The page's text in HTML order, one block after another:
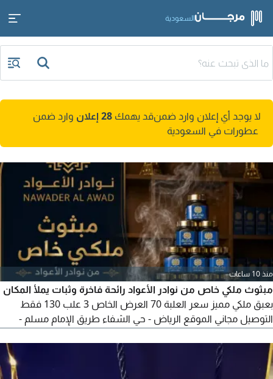
السعودية
لا يوجد أي إعلان وارد ضمنقد يهمك 28 إعلان
وارد ضمن
عطورات في السعودية
منذ 10 ساعات
مبثوث ملكي خاص من نوادر الأعواد رائحة فاخرة وثبات يملأ المكان
بعبق ملكي مميز سعر العلبة 70 العرض الخاص 3 علب 130 فقط
التوصيل مجاني الموقع الرياض - حي الشفاء طريق الإمام مسلم -